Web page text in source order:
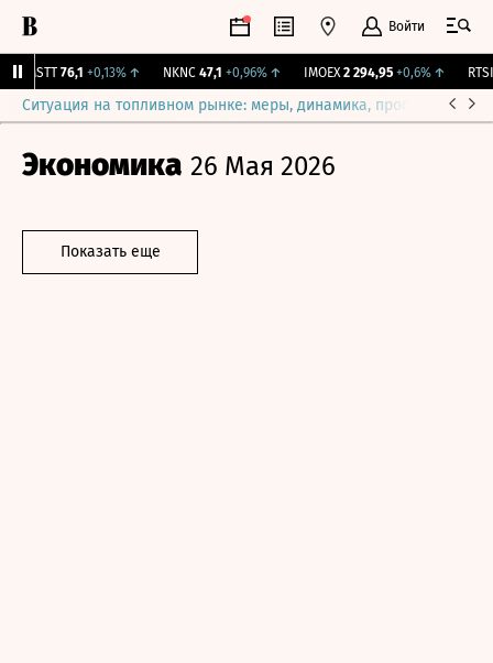
Войти
MSTT 76,1 +0,13%↑ NKNC 47,1 +0,96%↑ IMOEX 2 294,95 +0,6%↑ RTSI
Ситуация на топливном рынке: меры, динамика, прогнозы
Экономика 26 Мая 2026
Показать еще